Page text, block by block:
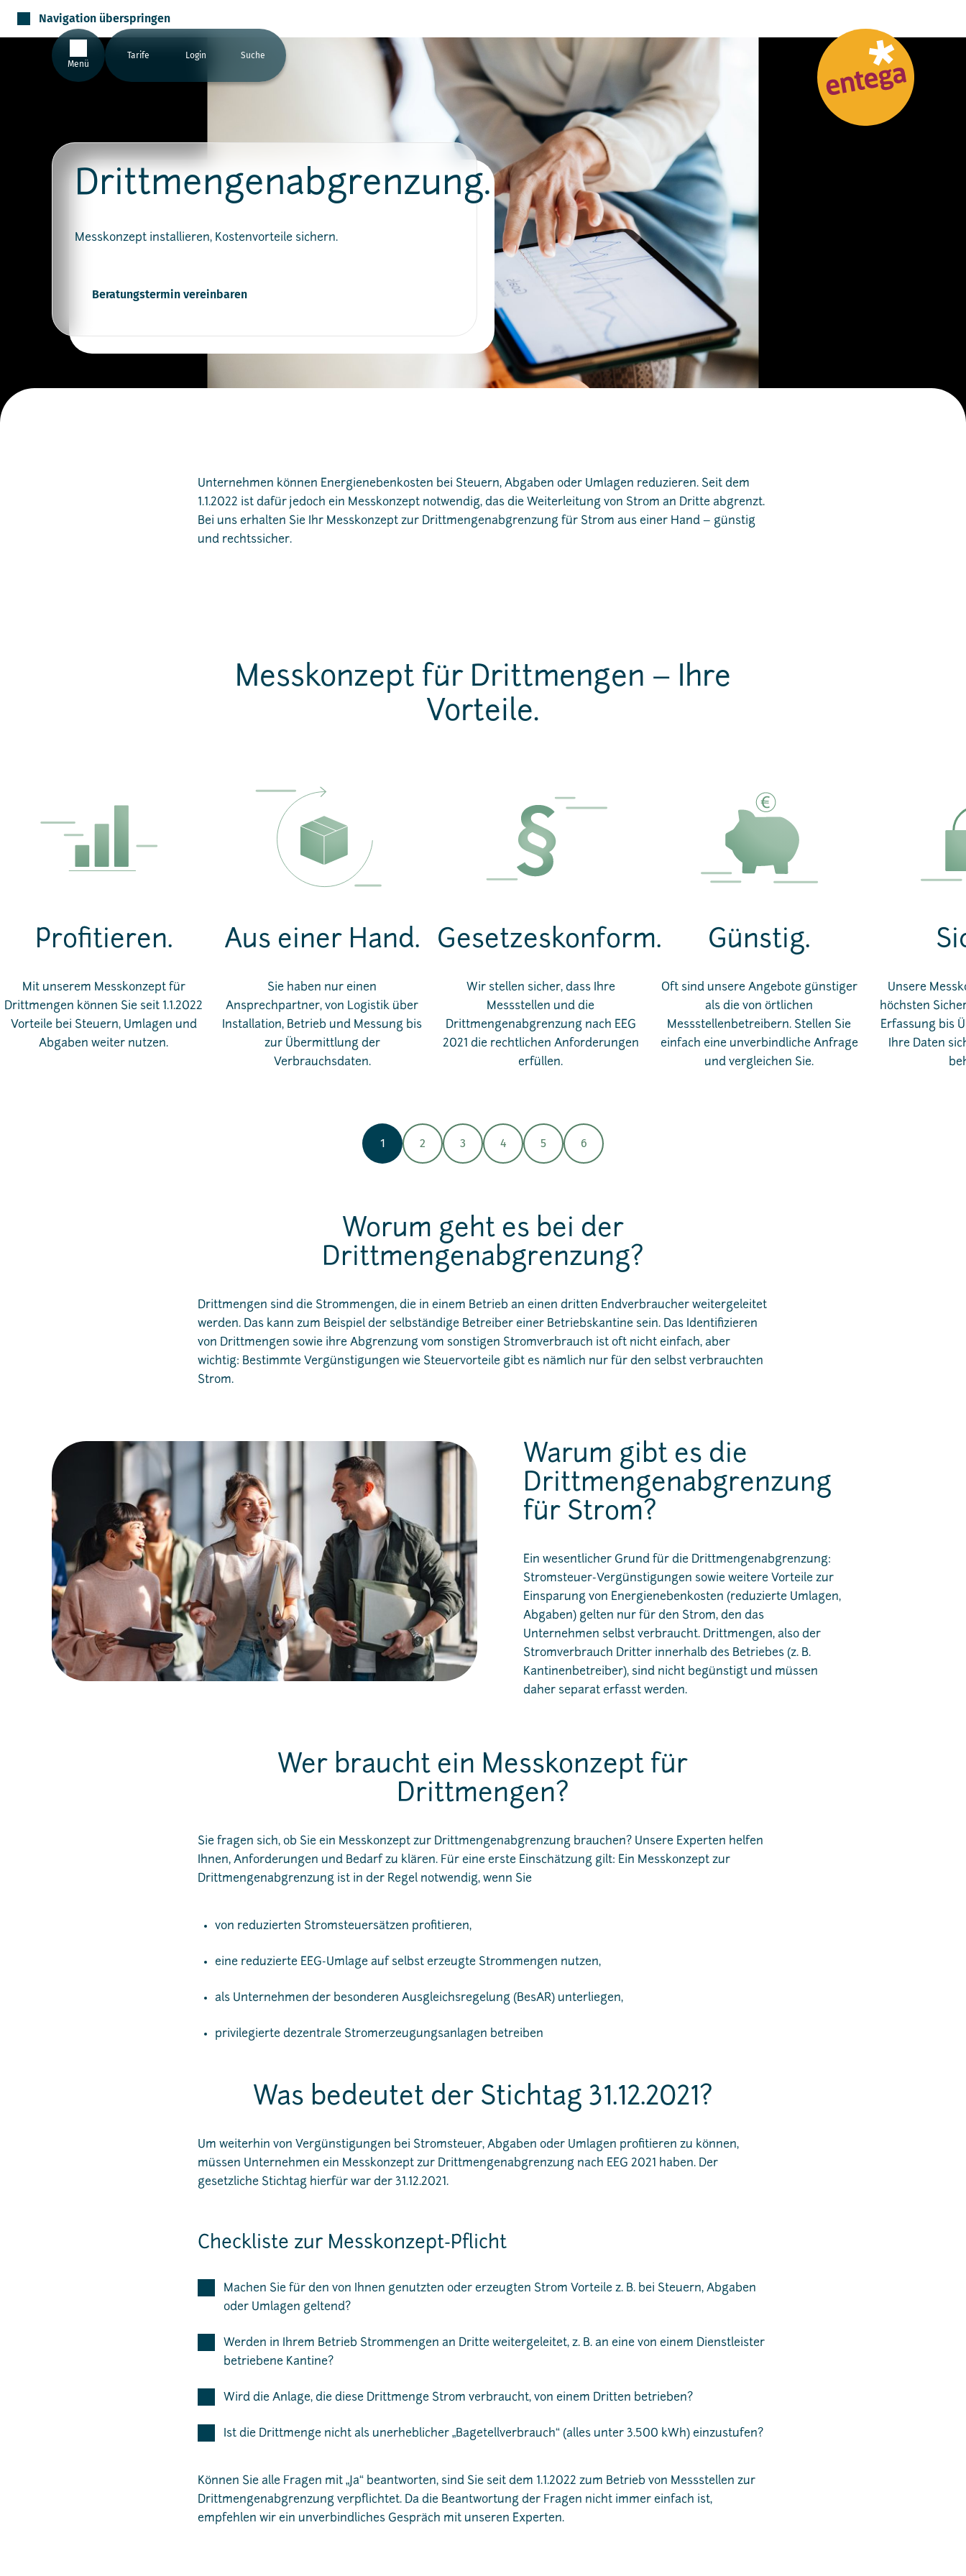
Navigation überspringen
Menü
Tarife Login Suche
Drittmengenabgrenzung.
Messkonzept installieren, Kostenvorteile sichern.
Beratungstermin vereinbaren
Unternehmen können Energienebenkosten bei Steuern, Abgaben oder Umlagen reduzieren. Seit dem
1.1.2022 ist dafür jedoch ein Messkonzept notwendig, das die Weiterleitung von Strom an Dritte abgrenzt.
Bei uns erhalten Sie Ihr Messkonzept zur Drittmengenabgrenzung für Strom aus einer Hand – günstig
und rechtssicher.
Messkonzept für Drittmengen – Ihre
Vorteile.
Profitieren.
Mit unserem Messkonzept für
Drittmengen können Sie seit 1.1.2022
Vorteile bei Steuern, Umlagen und
Abgaben weiter nutzen.
Aus einer Hand.
Sie haben nur einen
Ansprechpartner, von Logistik über
Installation, Betrieb und Messung bis
zur Übermittlung der
Verbrauchsdaten.
Gesetzeskonform.
Wir stellen sicher, dass Ihre
Messstellen und die
Drittmengenabgrenzung nach EEG
2021 die rechtlichen Anforderungen
erfüllen.
Günstig.
Oft sind unsere Angebote günstiger
als die von örtlichen
Messstellenbetreibern. Stellen Sie
einfach eine unverbindliche Anfrage
und vergleichen Sie.
Unsere
höchsten
Erfassung bis
Ihre Daten
1 2 3 4 5 6
Worum geht es bei der
Drittmengenabgrenzung?
Drittmengen sind die Strommengen, die in einem Betrieb an einen dritten Endverbraucher weitergeleitet
werden. Das kann zum Beispiel der selbständige Betreiber einer Betriebskantine sein. Das Identifizieren
von Drittmengen sowie ihre Abgrenzung vom sonstigen Stromverbrauch ist oft nicht einfach, aber
wichtig: Bestimmte Vergünstigungen wie Steuervorteile gibt es nämlich nur für den selbst verbrauchten
Strom.
Warum gibt es die
Drittmengenabgrenzung
für Strom?
Ein wesentlicher Grund für die Drittmengenabgrenzung:
Stromsteuer-Vergünstigungen sowie weitere Vorteile zur
Einsparung von Energienebenkosten (reduzierte Umlagen,
Abgaben) gelten nur für den Strom, den das
Unternehmen selbst verbraucht. Drittmengen, also der
Stromverbrauch Dritter innerhalb des Betriebes (z. B.
Kantinenbetreiber), sind nicht begünstigt und müssen
daher separat erfasst werden.
Wer braucht ein Messkonzept für
Drittmengen?
Sie fragen sich, ob Sie ein Messkonzept zur Drittmengenabgrenzung brauchen? Unsere Experten helfen
Ihnen, Anforderungen und Bedarf zu klären. Für eine erste Einschätzung gilt: Ein Messkonzept zur
Drittmengenabgrenzung ist in der Regel notwendig, wenn Sie
von reduzierten Stromsteuersätzen profitieren,
eine reduzierte EEG-Umlage auf selbst erzeugte Strommengen nutzen,
als Unternehmen der besonderen Ausgleichsregelung (BesAR) unterliegen,
privilegierte dezentrale Stromerzeugungsanlagen betreiben
Was bedeutet der Stichtag 31.12.2021?
Um weiterhin von Vergünstigungen bei Stromsteuer, Abgaben oder Umlagen profitieren zu können,
müssen Unternehmen ein Messkonzept zur Drittmengenabgrenzung nach EEG 2021 haben. Der
gesetzliche Stichtag hierfür war der 31.12.2021.
Checkliste zur Messkonzept-Pflicht
Machen Sie für den von Ihnen genutzten oder erzeugten Strom Vorteile z. B. bei Steuern, Abgaben
oder Umlagen geltend?
Werden in Ihrem Betrieb Strommengen an Dritte weitergeleitet, z. B. an eine von einem Dienstleister
betriebene Kantine?
Wird die Anlage, die diese Drittmenge Strom verbraucht, von einem Dritten betrieben?
Ist die Drittmenge nicht als unerheblicher „Bagetellverbrauch“ (alles unter 3.500 kWh) einzustufen?
Können Sie alle Fragen mit „Ja“ beantworten, sind Sie seit dem 1.1.2022 zum Betrieb von Messstellen zur
Drittmengenabgrenzung verpflichtet. Da die Beantwortung der Fragen nicht immer einfach ist,
empfehlen wir ein unverbindliches Gespräch mit unseren Experten.